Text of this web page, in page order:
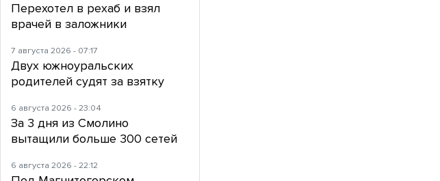
Перехотел в рехаб и взял
врачей в заложники
7 августа 2026 - 07:17
Двух южноуральских
родителей судят за взятку
6 августа 2026 - 23:04
За 3 дня из Смолино
вытащили больше 300 сетей
6 августа 2026 - 22:12